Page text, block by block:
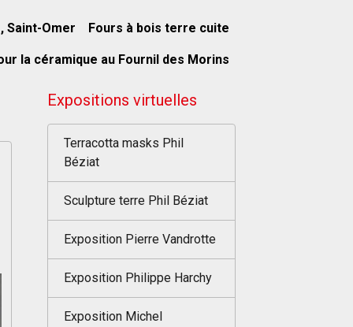
Saint-Omer Fours à bois terre cuite
la céramique au Fournil des Morins
Expositions virtuelles
Terracotta masks Phil
Béziat
Sculpture terre Phil Béziat
Exposition Pierre Vandrotte
Exposition Philippe Harchy
Exposition Michel